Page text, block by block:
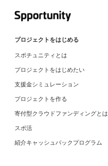
プロジェクトをはじめる
スポチュニティとは
プロジェクトをはじめたい
支援金シミュレーション
プロジェクトを作る
寄付型クラウドファンディングとは
スポ活
紹介キャッシュバックプログラム